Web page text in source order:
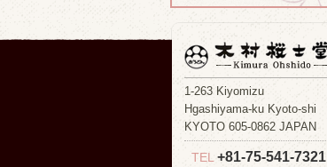
1-263 Kiyomizu
Hgashiyama-ku Kyoto-shi
KYOTO 605-0862 JAPAN
TEL +81-75-541-7321